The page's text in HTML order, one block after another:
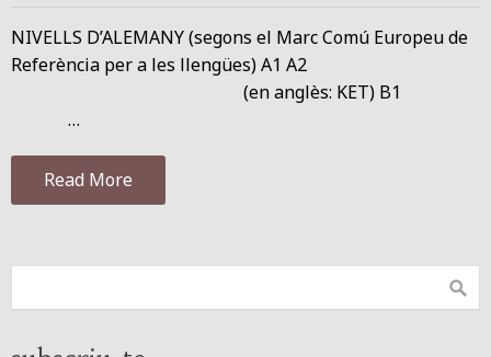
NIVELLS D’ALEMANY (segons el Marc Comú Europeu de
Referència per a les llengües) A1 A2
(en anglès: KET) B1
…
Read More